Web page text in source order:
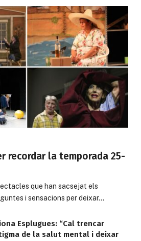
recordar la temporada 25-
que han sacsejat els
i sensacions per deixar…
Esplugues: “Cal trencar
de la salut mental i deixar